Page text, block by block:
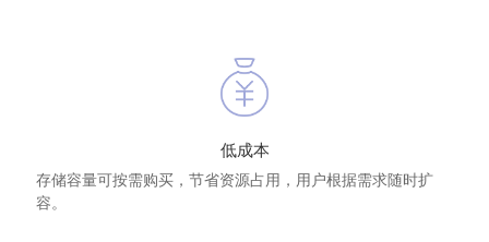
低成本
存储容量可按需购买，节省资源占用，用户根据需求随时扩
容。